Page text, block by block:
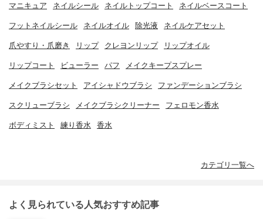
マニキュア ネイルシール ネイルトップコート ネイルベースコート
フットネイルシール ネイルオイル 除光液 ネイルケアセット
爪やすり・爪磨き リップ クレヨンリップ リップオイル
リップコート ビューラー パフ メイクキープスプレー
メイクブラシセット アイシャドウブラシ ファンデーションブラシ
スクリューブラシ メイクブラシクリーナー フェロモン香水
ボディミスト 練り香水 香水
カテゴリ一覧へ
よく見られている人気おすすめ記事